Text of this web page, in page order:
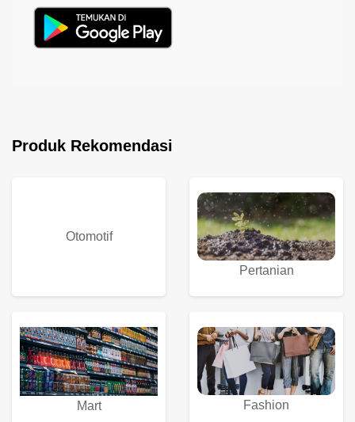
Produk Rekomendasi
Otomotif
Pertanian
Mart Fashion